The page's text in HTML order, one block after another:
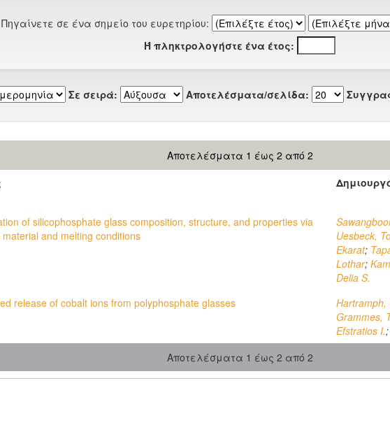
Πηγαίνετε σε ένα σημείο του ευρετηρίου:
Ή πληκτρολογήστε ένα έτος:
Σε σειρά: Αποτελέσματα/σελίδα:
Αποτελέσματα 1 έως 2 από 2
of silicophosphate glass composition, structure, and properties via
and melting conditions
Uesbeck,
Ekarat;
Lothar;
Delia S.
release of cobalt ions from polyphosphate glasses Hartramph,
Grammes,
Efstratios I.;
Αποτελέσματα 1 έως 2 από 2